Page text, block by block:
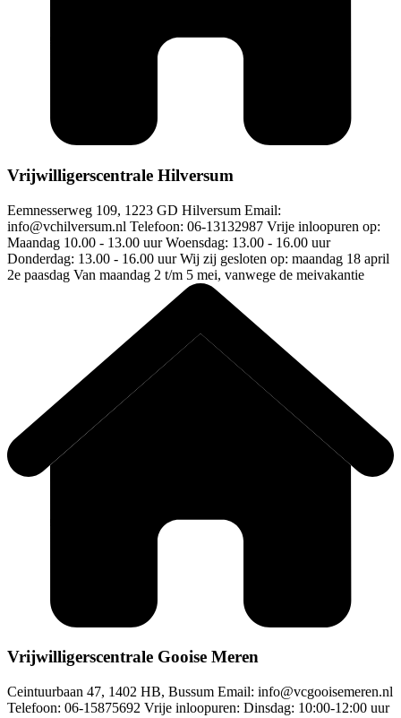
Vrijwilligerscentrale Hilversum
Eemnesserweg 109, 1223 GD Hilversum Email:
info@vchilversum.nl Telefoon: 06-13132987 Vrije inloopuren op:
Maandag 10.00 - 13.00 uur Woensdag: 13.00 - 16.00 uur
Donderdag: 13.00 - 16.00 uur Wij zij gesloten op: maandag 18 april
2e paasdag Van maandag 2 t/m 5 mei, vanwege de meivakantie
Vrijwilligerscentrale Gooise Meren
Ceintuurbaan 47, 1402 HB, Bussum Email: info@vcgooisemeren.nl
Telefoon: 06-15875692 Vrije inloopuren: Dinsdag: 10:00-12:00 uur